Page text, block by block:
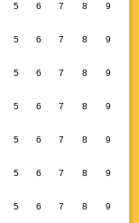
5 6 7 8 9
5 6 7 8 9
5 6 7 8 9
5 6 7 8 9
5 6 7 8 9
5 6 7 8 9
5 6 7 8 9